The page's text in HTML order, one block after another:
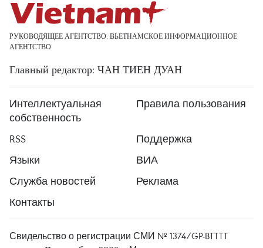
РУКОВОДЯЩЕЕ АГЕНТСТВО: ВЬЕТНАМСКОЕ ИНФОРМАЦИОННОЕ
АГЕНТСТВО
Главный редактор: ЧАН ТИЕН ДУАН
Интеллектуальная
собственность
Правила пользования
RSS
Поддержка
Языки
ВИА
Служба новостей
Реклама
Контакты
Свидельство о регистрации СМИ № 1374/GP-BTTTT